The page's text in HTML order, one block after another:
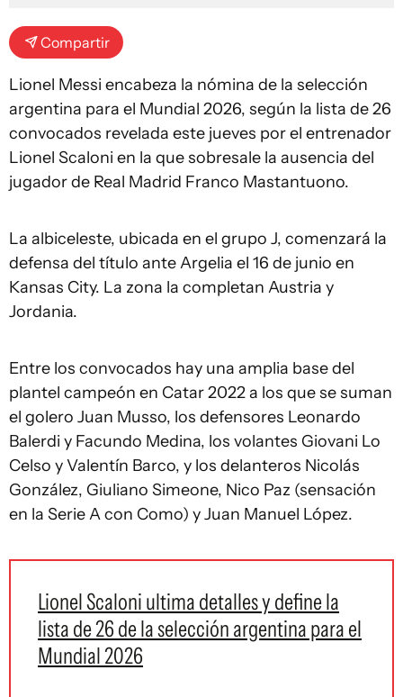
Compartir
Lionel Messi encabeza la nómina de la selección
argentina para el Mundial 2026, según la lista de 26
convocados revelada este jueves por el entrenador
Lionel Scaloni en la que sobresale la ausencia del
jugador de Real Madrid Franco Mastantuono.
La albiceleste, ubicada en el grupo J, comenzará la
defensa del título ante Argelia el 16 de junio en
Kansas City. La zona la completan Austria y
Jordania.
Entre los convocados hay una amplia base del
plantel campeón en Catar 2022 a los que se suman
el golero Juan Musso, los defensores Leonardo
Balerdi y Facundo Medina, los volantes Giovani Lo
Celso y Valentín Barco, y los delanteros Nicolás
González, Giuliano Simeone, Nico Paz (sensación
en la Serie A con Como) y Juan Manuel López.
Lionel Scaloni ultima detalles y define la
lista de 26 de la selección argentina para el
Mundial 2026